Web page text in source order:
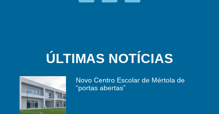
ÚLTIMAS NOTÍCIAS
Novo Centro Escolar de Mértola de
“portas abertas”